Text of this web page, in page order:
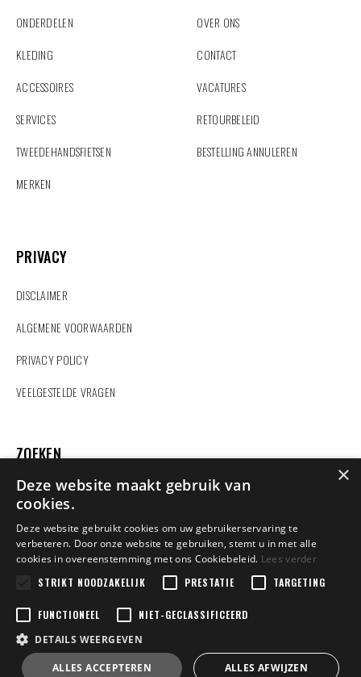
ONDERDELEN
KLEDING
ACCESSOIRES
SERVICES
TWEEDEHANDSFIETSEN
MERKEN
OVER ONS
CONTACT
VACATURES
RETOURBELEID
BESTELLING ANNULEREN
PRIVACY
DISCLAIMER
ALGEMENE VOORWAARDEN
PRIVACY POLICY
VEELGESTELDE VRAGEN
ZOEKEN
Vindt u hier niet wat u zoekt?
Copyright 2022 Dexters Sport | BE0458848602 | Design by
Jakobus.Corneel | Powered byTilroy
×
Deze website maakt gebruik van
cookies.
Deze website gebruikt cookies om uw gebruikerservaring te
verbeteren. Door onze website te gebruiken, stemt u in met alle
cookies in overeenstemming met ons Cookiebeleid. Lees verder
STRIKT NOODZAKELIJK
PRESTATIE TARGETING
FUNCTIONEEL
NIET-GECLASSIFICEERD
DETAILS WEERGEVEN
ALLES ACCEPTEREN ALLES AFWIJZEN